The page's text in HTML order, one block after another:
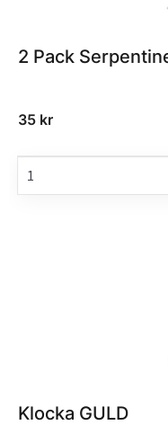
2 Pack
35 kr
Klocka GULD